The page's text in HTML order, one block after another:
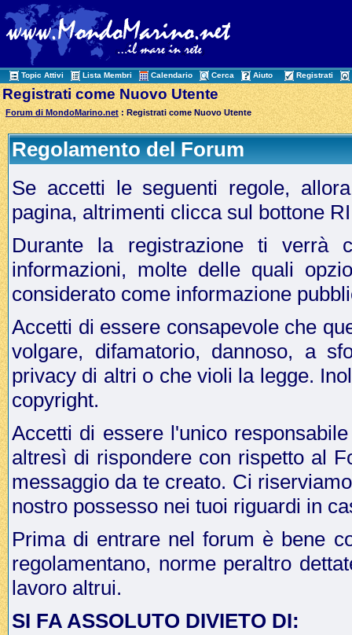
Topic Attivi Lista Membri Calendario Cerca Aiuto Registrati
Registrati come Nuovo Utente
Forum di MondoMarino.net : Registrati come Nuovo Utente
Regolamento del Forum
Se accetti le seguenti regole,
pagina, altrimenti clicca sul bottone
Durante la registrazione ti verrà
informazioni, molte delle quali
considerato come informazione
Accetti di essere consapevole che
volgare, difamatorio, dannoso, a
privacy di altri o che violi la legge.
copyright.
Accetti di essere l'unico
altresì di rispondere con rispetto al
messaggio da te creato. Ci
nostro possesso nei tuoi riguardi in
Prima di entrare nel forum è bene
regolamentano, norme peraltro
lavoro altrui.
SI FA ASSOLUTO DIVIETO DI: